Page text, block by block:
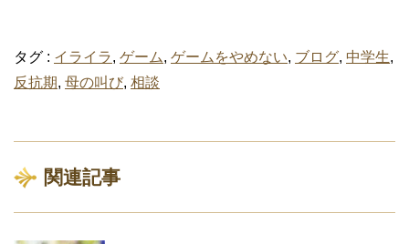
タグ : イライラ, ゲーム, ゲームをやめない, ブログ, 中学生,
反抗期, 母の叫び, 相談
関連記事